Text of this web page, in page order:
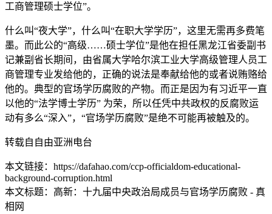
工商管理硕士学位”。
什么叫“夜大学”，什么叫“在职大学学历”，这里无需再多费笔
墨。而此公的“高级……硕士学位”是他在担任黑龙江省委副书
记兼副省长期间，由省属大学哈尔滨工业大学高级管理人员工
商管理专业发给他的，正确的说法是奉献给他的或者说贿赂给
他的。典型的官场学历腐败的产物。而正是因为有习近平一直
以他的“法学博士学历” 为荣，所以任凭中共政权的反腐败运
动有多么“深入”，“官场学历腐败”是绝不可能再被触及的。
转载自自由亚洲电台
本文链接：https://dafahao.com/ccp-officialdom-educational-
background-corruption.html
本文标题：高新：十九届中央政治局成员与官场学历腐败 - 真
相网